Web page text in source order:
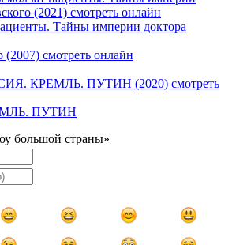
Тайны империи доктора
ПУТИН
большой страны»